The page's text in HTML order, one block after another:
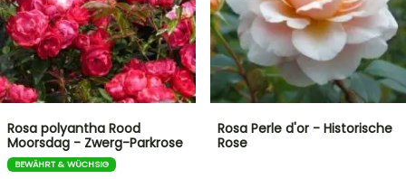
Rosa polyantha Rood
Moorsdag - Zwerg-Parkrose
BEWÄHRT & WÜCHSIG
Rosa Perle d'or - Historische
Rose